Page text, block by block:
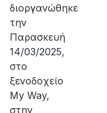
διοργανώθηκε
την
Παρασκευή
14/03/2025,
στο
ξενοδοχείο
My Way,
στην